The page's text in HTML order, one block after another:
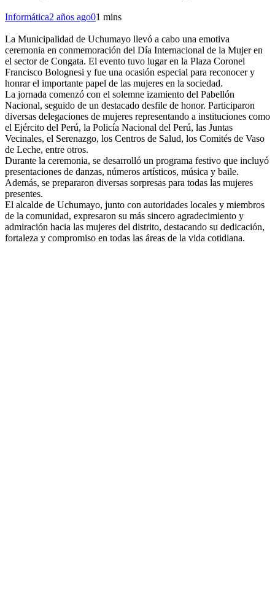
Informática2 años ago01 mins
La Municipalidad de Uchumayo llevó a cabo una emotiva
ceremonia en conmemoración del Día Internacional de la Mujer en
el sector de Congata. El evento tuvo lugar en la Plaza Coronel
Francisco Bolognesi y fue una ocasión especial para reconocer y
honrar el importante papel de las mujeres en la sociedad.
La jornada comenzó con el solemne izamiento del Pabellón
Nacional, seguido de un destacado desfile de honor. Participaron
diversas delegaciones de mujeres representando a instituciones como
el Ejército del Perú, la Policía Nacional del Perú, las Juntas
Vecinales, el Serenazgo, los Centros de Salud, los Comités de Vaso
de Leche, entre otros.
Durante la ceremonia, se desarrolló un programa festivo que incluyó
presentaciones de danzas, números artísticos, música y baile.
Además, se prepararon diversas sorpresas para todas las mujeres
presentes.
El alcalde de Uchumayo, junto con autoridades locales y miembros
de la comunidad, expresaron su más sincero agradecimiento y
admiración hacia las mujeres del distrito, destacando su dedicación,
fortaleza y compromiso en todas las áreas de la vida cotidiana.